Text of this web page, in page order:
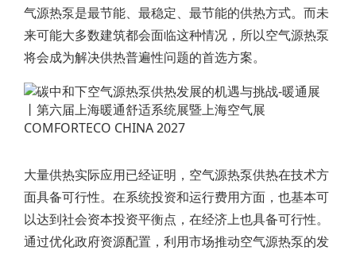
气源热泵是最节能、最稳定、最节能的供热方式。而未
来可能大多数建筑都会面临这种情况，所以空气源热泵
将会成为解决供热普遍性问题的首选方案。
大量供热实际应用已经证明，空气源热泵供热在技术方
面具备可行性。在系统投资和运行费用方面，也基本可
以达到社会资本投资平衡点，在经济上也具备可行性。
通过优化政府资源配置，利用市场推动空气源热泵的发